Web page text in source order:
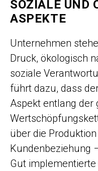
SOZIALE UND
ASPEKTE
Unternehmen
Druck, ökologisch
soziale
führt dazu, dass
Aspekt entlang der
über die
Kundenbeziehung
Gut